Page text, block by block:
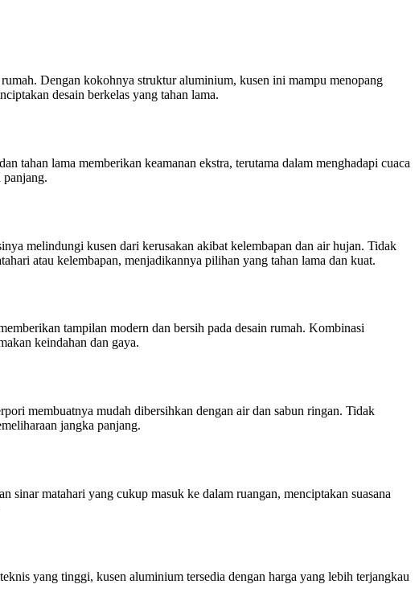
Dengan kokohnya struktur aluminium, kusen ini mampu menopang
desain berkelas yang tahan lama.
tahan lama memberikan keamanan ekstra, terutama dalam menghadapi cuaca
panjang.
melindungi kusen dari kerusakan akibat kelembapan dan air hujan. Tidak
atau kelembapan, menjadikannya pilihan yang tahan lama dan kuat.
tampilan modern dan bersih pada desain rumah. Kombinasi
keindahan dan gaya.
membuatnya mudah dibersihkan dengan air dan sabun ringan. Tidak
jangka panjang.
matahari yang cukup masuk ke dalam ruangan, menciptakan suasana
yang tinggi, kusen aluminium tersedia dengan harga yang lebih terjangkau